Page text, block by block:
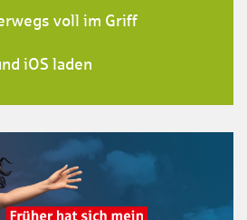
voll im Griff
iOS laden